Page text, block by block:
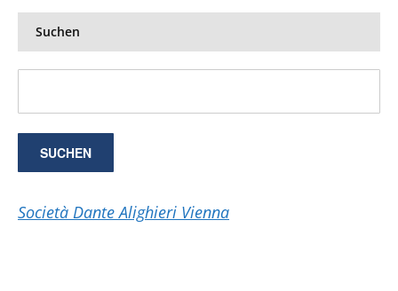
Suchen
Società Dante Alighieri Vienna